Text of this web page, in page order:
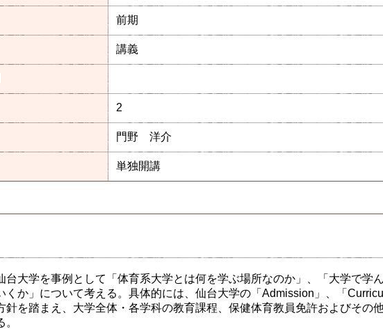
前期
講義
2
門野 洋介
単独開講
台大学を事例として「体育系大学とは何を学ぶ場所なのか」、「大学で学
くか」について考える。具体的には、仙台大学の「Admission」、「
針を踏まえ、大学全体・各学科の教育課程、保健体育教員免許およびその
。